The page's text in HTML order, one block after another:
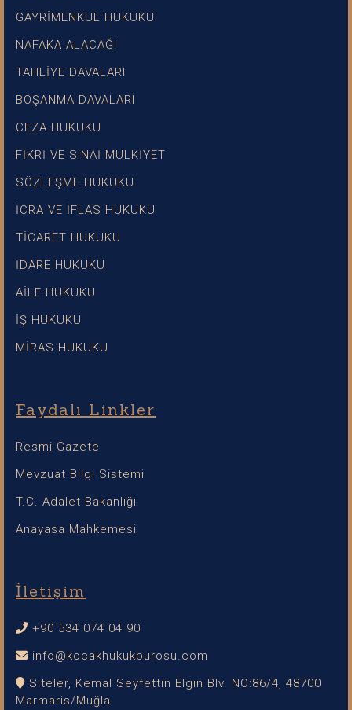
GAYRİMENKUL HUKUKU
NAFAKA ALACAĞI
TAHLİYE DAVALARI
BOŞANMA DAVALARI
CEZA HUKUKU
FİKRİ VE SINAİ MÜLKİYET
SÖZLEŞME HUKUKU
İCRA VE İFLAS HUKUKU
TİCARET HUKUKU
İDARE HUKUKU
AİLE HUKUKU
İŞ HUKUKU
MİRAS HUKUKU
Faydalı Linkler
Resmi Gazete
Mevzuat Bilgi Sistemi
T.C. Adalet Bakanlığı
Anayasa Mahkemesi
İletişim
+90 534 074 04 90
info@kocakhukukburosu.com
Siteler, Kemal Seyfettin Elgin Blv. NO:86/4, 48700
Marmaris/Muğla